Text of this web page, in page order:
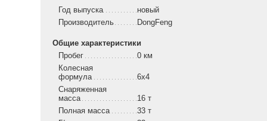
Год выпуска
новый
Производитель
DongFeng
Общие характеристики
Пробег
0 км
Колесная
формула
6x4
Снаряженная
масса
16 т
Полная масса
33 т